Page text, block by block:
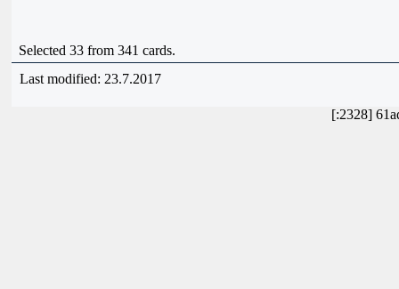
Selected 33 from 341 cards.
Last modified: 23.7.2017
[:2328]